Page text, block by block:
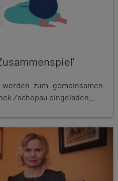
zum gemeinsamen
Zschopau eingeladen...